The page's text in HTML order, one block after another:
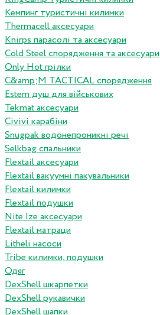
Кемпинг туристичні килимки
Thermacell аксесуари
Knirps парасолі та аксесуари
Cold Steel спорядження та аксесуари
Only Hot грілки
C&amp;M TACTICAL спорядження
Estem душ для військових
Tekmat аксесуари
Сivivi карабіни
Snugpak водонепроникні речі
Selkbag спальники
Flextail аксесуари
Flextail вакуумні пакувальники
Flextail килимки
Flextail подушки
Nite Ize аксесуари
Flextail матраци
Litheli насоси
Tribe килимки, подушки
Одяг
DexShell шкарпетки
DexShell рукавички
DexShell шапки